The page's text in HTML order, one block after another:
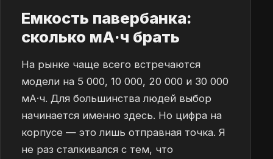
Емкость павербанка:
сколько мА·ч брать
На рынке чаще всего встречаются
модели на 5 000, 10 000, 20 000 и 30 000
мА·ч. Для большинства людей выбор
начинается именно здесь. Но цифра на
корпусе — это лишь отправная точка. Я
не раз сталкивался с тем, что